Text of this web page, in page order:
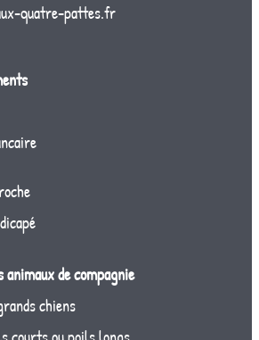
quatre-pattes.fr
de compagnie
chiens